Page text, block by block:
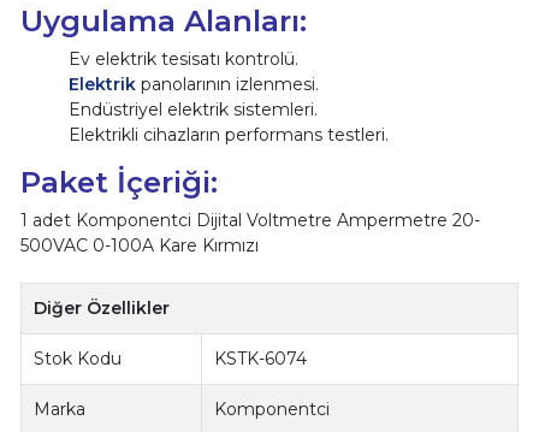
Uygulama Alanları:
Ev elektrik tesisatı kontrolü.
Elektrikpanolarının izlenmesi.
Endüstriyel elektrik sistemleri.
Elektrikli cihazların performans testleri.
Paket İçeriği:
1 adet Komponentci Dijital Voltmetre Ampermetre 20-
500VAC 0-100A Kare Kırmızı
Diğer Özellikler
Stok Kodu KSTK-6074
Marka Komponentci